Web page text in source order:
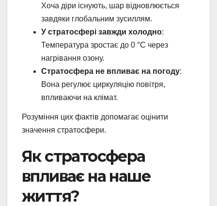
Хоча діри існують, шар відновлюється
завдяки глобальним зусиллям.
У стратосфері завжди холодно:
Температура зростає до 0 °C через
нагрівання озону.
Стратосфера не впливає на погоду:
Вона регулює циркуляцію повітря,
впливаючи на клімат.
Розуміння цих фактів допомагає оцінити
значення стратосфери.
Як стратосфера
впливає на наше
життя?